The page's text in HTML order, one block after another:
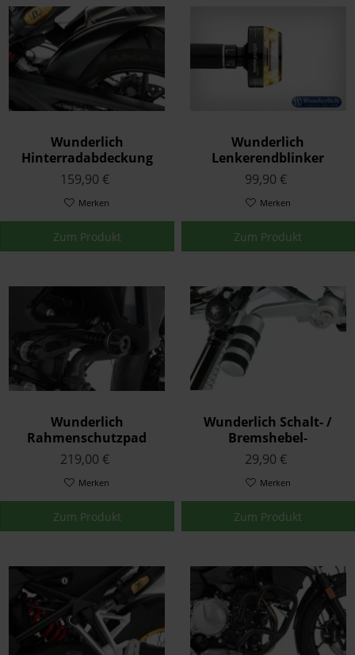
Wunderlich
Hinterradabdeckung
Schwarz
159,90 €
Merken
Zum Produkt
Wunderlich
Lenkerendblinker
motogadget »mo.blaze
Disc« Links Schwarz
99,90 €
Merken
Zum Produkt
Wunderlich
Rahmenschutzpad
Doubleshock Schwarz
K80/81 K83
219,00 €
Merken
Zum Produkt
Wunderlich Schalt- /
Bremshebel-
Vergrößerung Touring
Stück Silber
29,90 €
Merken
Zum Produkt